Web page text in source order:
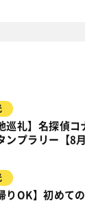
巡礼】名探偵
ンプラリー【8
りOK】初めて